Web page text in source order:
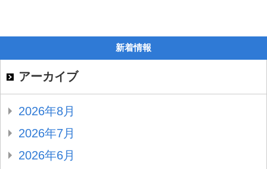
新着情報
アーカイブ
2026年8月
2026年7月
2026年6月